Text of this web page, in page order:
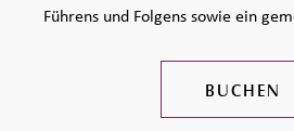
Führens und Folgens sowie ein
BUCHEN